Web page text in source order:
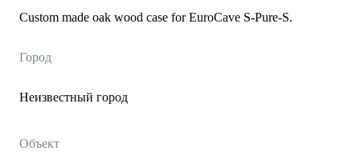
Custom made oak wood case for EuroCave S-Pure-S.
Город
Неизвестный город
Объект